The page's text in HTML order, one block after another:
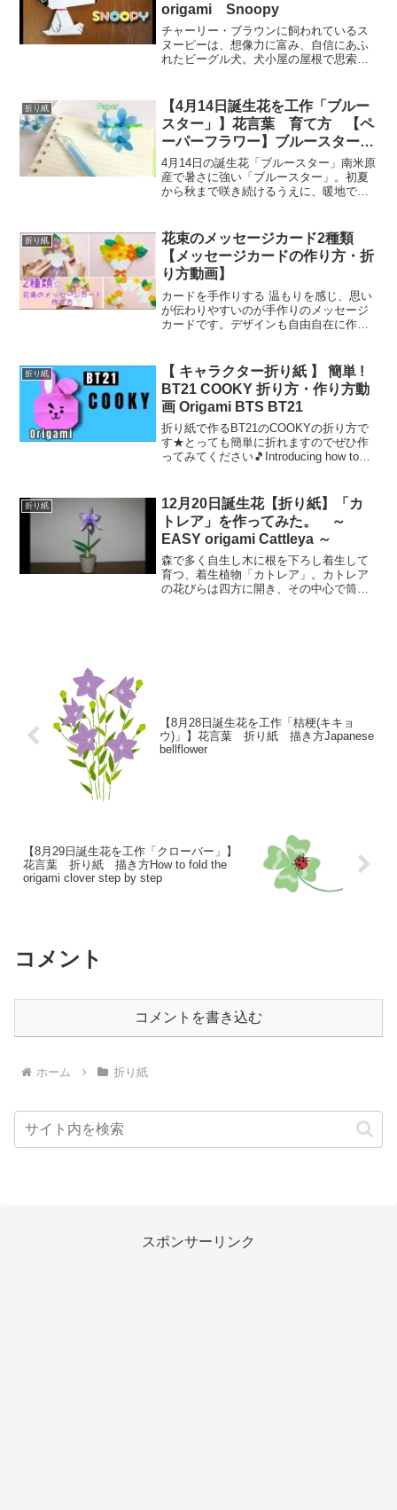
origami Snoopy
チャーリー・ブラウンに飼われているス
ヌーピーは、想像力に富み、自信にあふ
れたビーグル犬。犬小屋の屋根で思索に
の復讐をたくらんだりと、可愛い犬のイ
メージとはちょっと違う知...
折り紙
【4月14日誕生花を工作「ブルー
スター」】花言葉 育て方 【ペ
ーパーフラワー】ブルースター
【Paper flower】southern
star、tweedia
4月14日の誕生花「ブルースター」南米原
産で暑さに強い「ブルースター」。初夏
から秋まで咲き続けるうえに、暖地では
がはえています。ブルースターの花は
3cmほどで咲き始めは...
折り紙
花束のメッセージカード2種類
【メッセージカードの作り方・折
り方動画】
カードを手作りする 温もりを感じ、思い
が伝わりやすいのが手作りのメッセージ
カードです。デザインも自由自在に作っ
を贈ることができます。関係が親密な相
手や、特に普段から感謝...
折り紙
【 キャラクター折り紙 】 簡単 !
BT21 COOKY 折り方・作り方動
画 Origami BTS BT21
折り紙で作るBT21のCOOKYの折り方で
す★とっても簡単に折れますのでぜひ作
ってみてください🎵Introducing how to
折り紙
12月20日誕生花【折り紙】「カ
トレア」を作ってみた。 ～
EASY origami Cattleya ～
森で多く自生し木に根を下ろし着生して
育つ、着生植物「カトレア」。カトレア
の花びらは四方に開き、その中心で筒状
【8月28日誕生花を工作「桔梗(キキョ
ウ)」】花言葉 折り紙 描き方Japanese
bellflower
【8月29日誕生花を工作「クローバー」】
花言葉 折り紙 描き方How to fold the
origami clover step by step
コメント
コメントを書き込む
ホーム 折り紙
スポンサーリンク